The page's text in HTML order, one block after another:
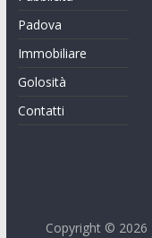
Padova
Immobiliare
Golosità
Contatti
Copyright © 2026